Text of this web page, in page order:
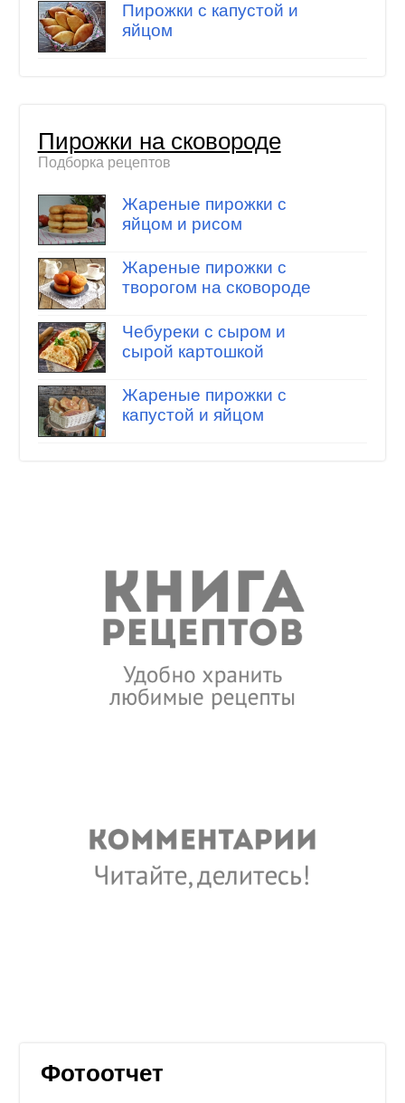
Пирожки с капустой и
яйцом
Пирожки на сковороде
Подборка рецептов
Жареные пирожки с
яйцом и рисом
Жареные пирожки с
творогом на сковороде
Чебуреки с сыром и
сырой картошкой
Жареные пирожки с
капустой и яйцом
Фотоотчет